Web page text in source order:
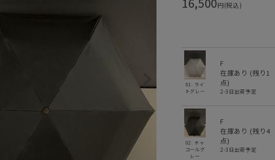
円(税込)
01. ライ
トグレー
F
在庫あり (残り1
点)
2-3日出荷予定
02. チャ
コールグ
レー
F
在庫あり (残り 4
点)
2-3日出荷予定